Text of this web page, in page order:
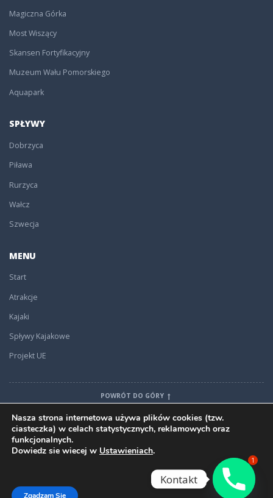
Magiczna Górka
Most Wiszący
Skansen Fortyfikacyjny
Muzeum Wału Pomorskiego
Aquapark
SPŁYWY
Dobrzyca
Piława
Rurzyca
Wałcz
Szwecja
MENU
Start
Atrakcje
Kajaki
Spływy Kajakowe
Projekt UE
POWRÓT DO GÓRY
ZNAJDZ NAS
Stworzono przez WebOptima
Nasza strona internetowa używa plików cookies (tzw.
ciasteczka) w celach statystycznych, reklamowych oraz
funkcjonalnych.
Dowiedz sie wiecej w Ustawieniach.
Zgadzam Sie
1
Kontakt